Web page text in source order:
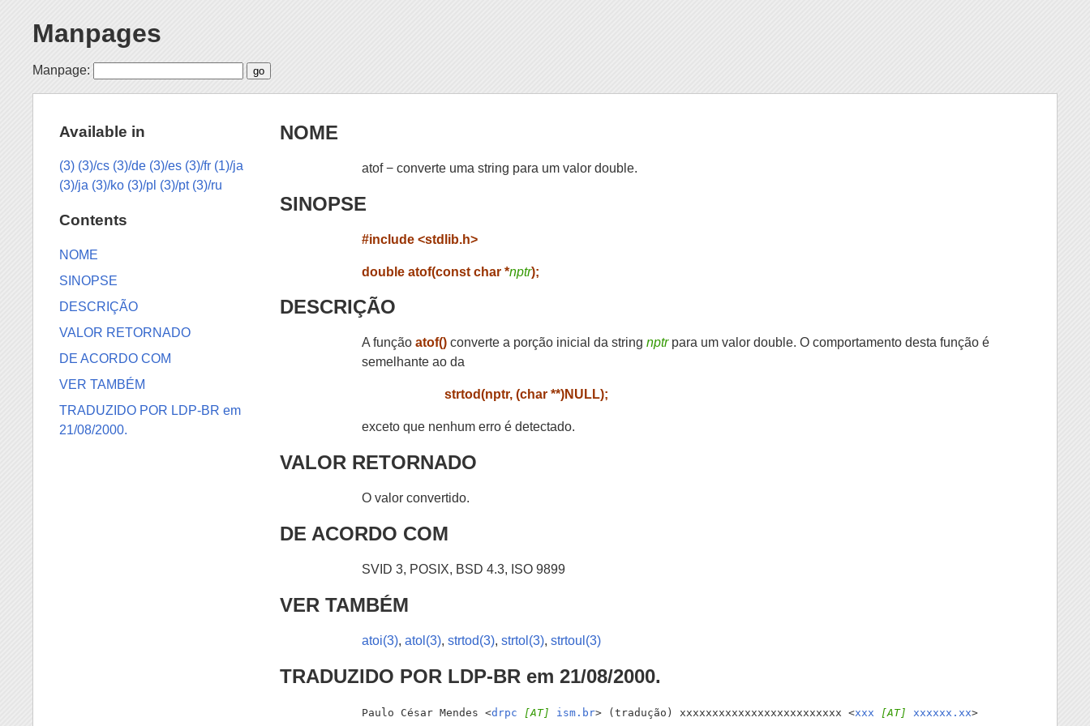
Manpages
Manpage:
NOME
atof − converte uma string para um valor double.
SINOPSE
#include <stdlib.h>
double atof(const char *nptr);
DESCRIÇÃO
A funçãoatof() converte a porção inicial da stringnptrpara um valor double. O comportamento desta função é
semelhante ao da
strtod(nptr, (char **)NULL);
exceto que nenhum erro é detectado.
VALOR RETORNADO
O valor convertido.
DE ACORDO COM
SVID 3, POSIX, BSD 4.3, ISO 9899
VER TAMBÉM
atoi(3),atol(3),strtod(3),strtol(3),strtoul(3)
TRADUZIDO POR LDP-BR em 21/08/2000.
Paulo César Mendes <drpc [AT] ism.br> (tradução) xxxxxxxxxxxxxxxxxxxxxxxxx <xxx [AT] xxxxxx.xx>
Available in
(3) (3)/cs (3)/de (3)/es (3)/fr (1)/ja
(3)/ja (3)/ko (3)/pl (3)/pt (3)/ru
Contents
NOME
SINOPSE
DESCRIÇÃO
VALOR RETORNADO
DE ACORDO COM
VER TAMBÉM
TRADUZIDO POR LDP-BR em
21/08/2000.